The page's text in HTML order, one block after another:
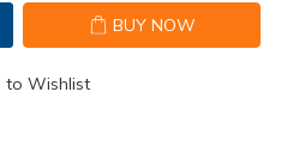
BUY NOW
to Wishlist